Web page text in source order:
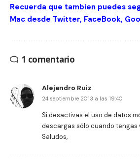
Recuerda que tambien puedes
Mac desde Twitter, FaceBook,
1 comentario
Alejandro Ruiz
24 septiembre 2013 a las 19:40
Si desactivas el uso de datos
descargas sólo cuando tengas
Saludos,